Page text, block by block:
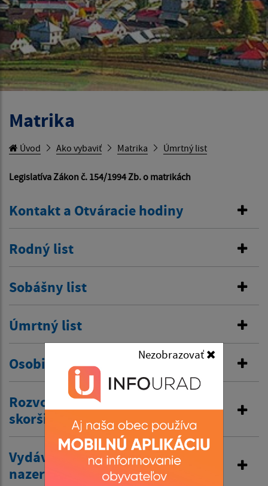
Nezobrazovať
Matrika
Úvod Ako vybaviť Matrika Úmrtný list
Legislatíva Zákon č. 154/1994 Zb. o matrikách
Kontakt a Otváracie hodiny
Rodný list
Sobášny list
Úmrtný list
Osobitná matrika
Rozvod manželstva a prijatie
skoršieho priezviska
Vydávanie výpisov z matriky a
nazeranie do matriky